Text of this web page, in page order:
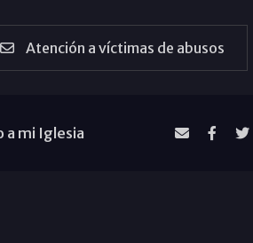
Atención a víctimas de abusos
a mi Iglesia